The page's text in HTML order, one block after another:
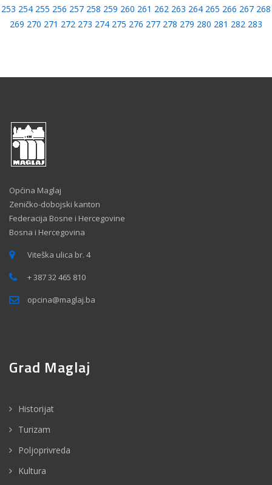
253 254 255 256 257 258 259 260 261 262 263 264 265 266 267 268
269 270 271 272 273 274 275 276 277 278 279 280 281 282 283
Općina Maglaj
Zeničko-dobojski kanton
Federacija Bosne i Hercegovine
Bosna i Hercegovina
Viteška ulica br. 4
+ 387 32 465 810
opcina@maglaj.ba
Grad Maglaj
Historijat
Turizam
Poljoprivreda
Kultura